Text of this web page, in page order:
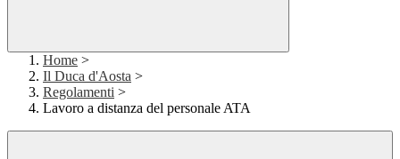
Home >
Il Duca d'Aosta >
Regolamenti >
Lavoro a distanza del personale ATA